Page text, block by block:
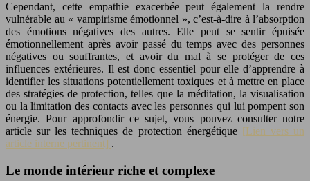
Cependant, cette empathie exacerbée peut également la rendre
vulnérable au « vampirisme émotionnel », c’est-à-dire à l’absorption
des émotions négatives des autres. Elle peut se sentir épuisée
émotionnellement après avoir passé du temps avec des personnes
négatives ou souffrantes, et avoir du mal à se protéger de ces
influences extérieures. Il est donc essentiel pour elle d’apprendre à
identifier les situations potentiellement toxiques et à mettre en place
des stratégies de protection, telles que la méditation, la visualisation
ou la limitation des contacts avec les personnes qui lui pompent son
énergie. Pour approfondir ce sujet, vous pouvez consulter notre
article sur les techniques de protection énergétique [Lien vers un
article interne pertinent] .
Le monde intérieur riche et complexe